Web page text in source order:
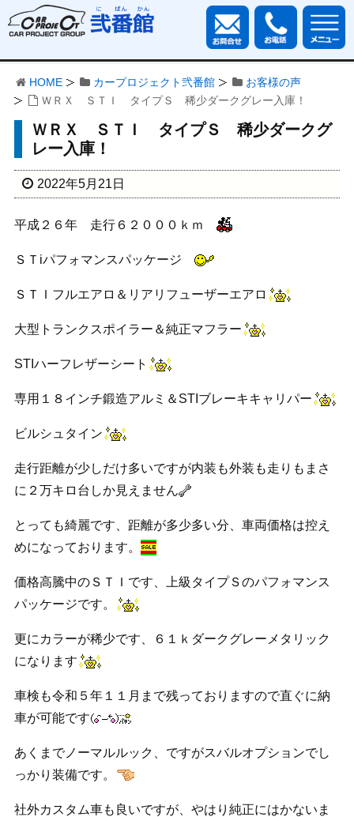
HOME カープロジェクト弐番館
お客様の声
ＷＲＸ ＳＴＩ タイプＳ 稀少ダークグレー入庫！
ＷＲＸ ＳＴＩ タイプＳ 稀少ダークグ
レー入庫！
2022年5月21日
平成２６年 走行６２０００ｋｍ
ＳＴiパフォマンスパッケージ
ＳＴＩフルエアロ＆リアリフューザーエアロ
大型トランクスポイラー＆純正マフラー
STIハーフレザーシート
専用１８インチ鍛造アルミ＆STIブレーキキャリパー
ビルシュタイン
走行距離が少しだけ多いですが内装も外装も走りもまさ
に２万キロ台しか見えません
とっても綺麗です、距離が多少多い分、車両価格は控え
めになっております。
価格高騰中のＳＴＩです、上級タイプＳのパフォマンス
パッケージです。
更にカラーが稀少です、６１ｋダークグレーメタリック
になります
車検も令和５年１１月まで残っておりますので直ぐに納
車が可能です
あくまでノーマルルック、ですがスバルオプションでし
っかり装備です。
社外カスタム車も良いですが、やはり純正にはかないま